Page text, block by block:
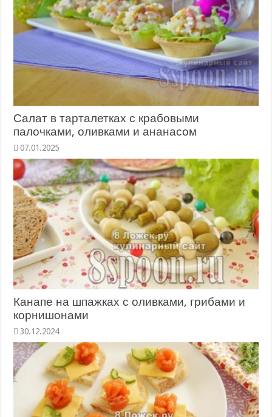
Салат в тарталетках с крабовыми
палочками, оливками и ананасом
Канапе на шпажках с оливками, грибами и
корнишонами